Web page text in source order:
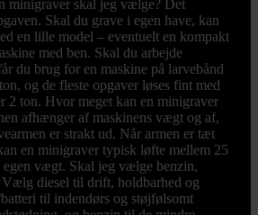
minigraver skal jeg vælge? Det
Skal du grave i egen have, kan
en lille model – eventuelt en kompakt
med ben. Skal du arbejde
du brug for en maskine på larvebånd
og de fleste opgaver løses fint med
2 ton. Hvor meget kan en minigraver
afhænger af maskinens vægt og af,
er strakt ud. Når armen er tæt
en minigraver typisk løfte mellem 25
egen vægt. Skal jeg vælge benzin,
Vælg diesel til drift, holdbarhed og
til indendørs og støjfølsomt